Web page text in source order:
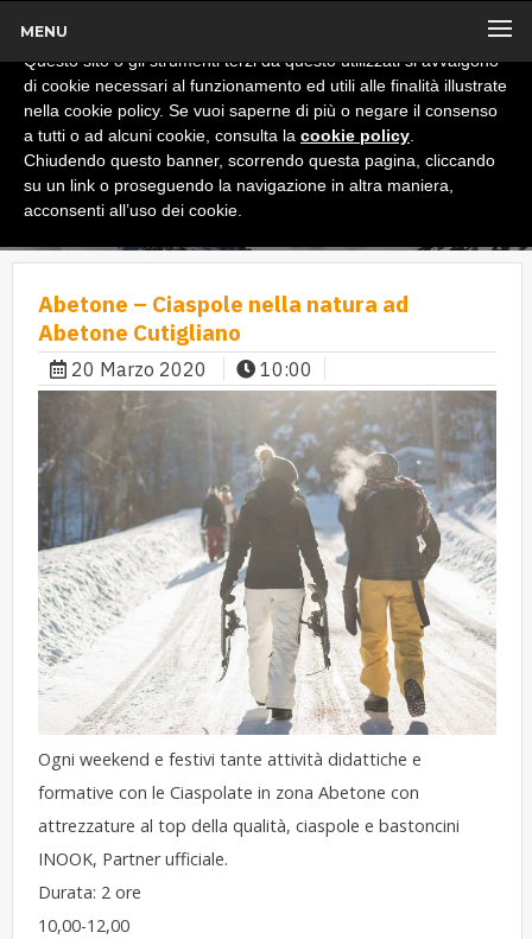
MENU
Abetone – Ciaspole nella natura ad
Abetone Cutigliano
20 Marzo 2020 10:00
Ogni weekend e festivi tante attività didattiche e
formative con le Ciaspolate in zona Abetone con
attrezzature al top della qualità, ciaspole e bastoncini
INOOK, Partner ufficiale.
Durata: 2 ore
10,00-12,00
x
Informativa
Questo sito o gli strumenti terzi da questo utilizzati si avvalgono
di cookie necessari al funzionamento ed utili alle finalità illustrate
nella cookie policy. Se vuoi saperne di più o negare il consenso
a tutti o ad alcuni cookie, consulta la cookie policy
Chiudendo questo banner, scorrendo questa pagina, cliccando
su un link o proseguendo la navigazione in altra maniera,
acconsenti all’uso dei cookie.